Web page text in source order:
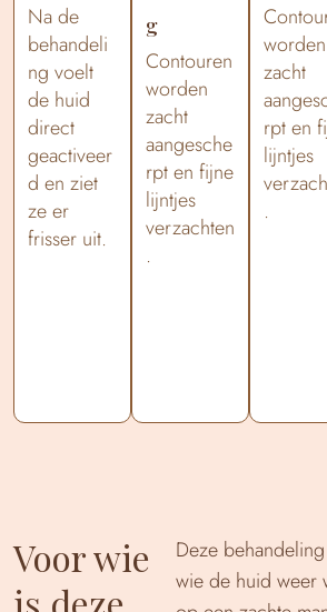
Na de
behandeli
ng voelt
de huid
direct
geactiveer
d en ziet
ze er
frisser uit.
g
Contouren
worden
zacht
aangesche
rpt en fijne
lijntjes
verzachten
.
worden
zacht
rpt en
lijntjes
.
Voor wie
Deze
wie de huid weer